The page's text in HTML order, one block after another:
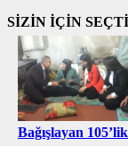
SİZİN İÇİN
Bağışlayan